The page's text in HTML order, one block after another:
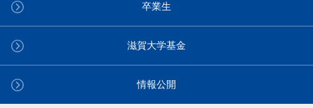
卒業生
滋賀大学基金
情報公開